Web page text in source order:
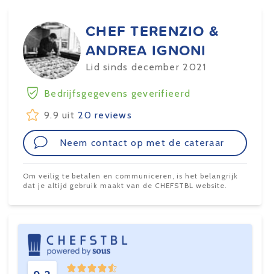
CHEF TERENZIO &
ANDREA IGNONI
Lid sinds december 2021
Bedrijfsgegevens geverifieerd
9.9 uit 20 reviews
Neem contact op met de cateraar
Om veilig te betalen en communiceren, is het belangrijk
dat je altijd gebruik maakt van de CHEFSTBL website.